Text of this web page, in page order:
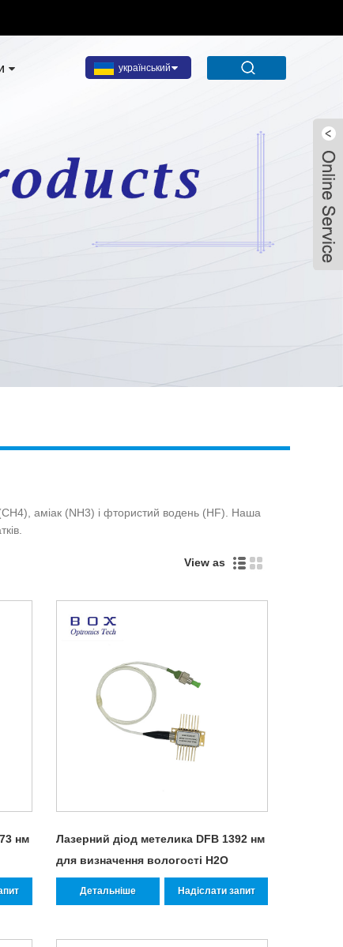
український
аміак (NH3) і фтористий водень (HF). Наша
View as
нм
Лазерний діод метелика DFB 1392 нм
для визначення вологості H2O
Детальніше Надіслати запит